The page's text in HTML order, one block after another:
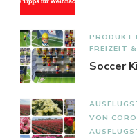
FREIZEIT
Soccer
VON